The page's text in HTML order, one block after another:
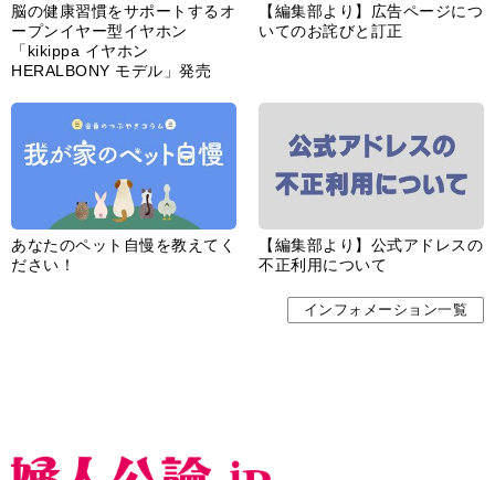
脳の健康習慣をサポートするオ
ープンイヤー型イヤホン
「kikippa イヤホン
HERALBONY モデル」発売
【編集部より】広告ページにつ
いてのお詫びと訂正
あなたのペット自慢を教えてく
ださい！
【編集部より】公式アドレスの
不正利用について
インフォメーション一覧